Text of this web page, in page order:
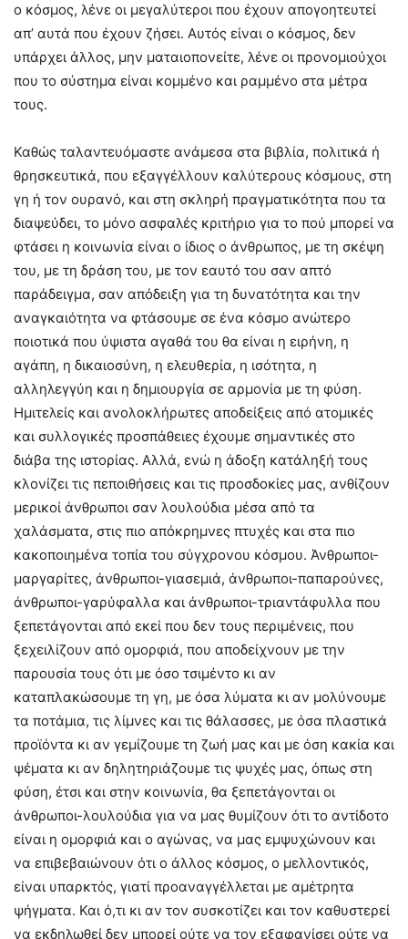
ο κόσμος, λένε οι μεγαλύτεροι που έχουν απογοητευτεί
απ’ αυτά που έχουν ζήσει. Αυτός είναι ο κόσμος, δεν
υπάρχει άλλος, μην ματαιοπονείτε, λένε οι προνομιούχοι
που το σύστημα είναι κομμένο και ραμμένο στα μέτρα
τους.
Καθώς ταλαντευόμαστε ανάμεσα στα βιβλία, πολιτικά ή
θρησκευτικά, που εξαγγέλλουν καλύτερους κόσμους, στη
γη ή τον ουρανό, και στη σκληρή πραγματικότητα που τα
διαψεύδει, το μόνο ασφαλές κριτήριο για το πού μπορεί να
φτάσει η κοινωνία είναι ο ίδιος ο άνθρωπος, με τη σκέψη
του, με τη δράση του, με τον εαυτό του σαν απτό
παράδειγμα, σαν απόδειξη για τη δυνατότητα και την
αναγκαιότητα να φτάσουμε σε ένα κόσμο ανώτερο
ποιοτικά που ύψιστα αγαθά του θα είναι η ειρήνη, η
αγάπη, η δικαιοσύνη, η ελευθερία, η ισότητα, η
αλληλεγγύη και η δημιουργία σε αρμονία με τη φύση.
Ημιτελείς και ανολοκλήρωτες αποδείξεις από ατομικές
και συλλογικές προσπάθειες έχουμε σημαντικές στο
διάβα της ιστορίας. Αλλά, ενώ η άδοξη κατάληξή τους
κλονίζει τις πεποιθήσεις και τις προσδοκίες μας, ανθίζουν
μερικοί άνθρωποι σαν λουλούδια μέσα από τα
χαλάσματα, στις πιο απόκρημνες πτυχές και στα πιο
κακοποιημένα τοπία του σύγχρονου κόσμου. Άνθρωποι-
μαργαρίτες, άνθρωποι-γιασεμιά, άνθρωποι-παπαρούνες,
άνθρωποι-γαρύφαλλα και άνθρωποι-τριαντάφυλλα που
ξεπετάγονται από εκεί που δεν τους περιμένεις, που
ξεχειλίζουν από ομορφιά, που αποδείχνουν με την
παρουσία τους ότι με όσο τσιμέντο κι αν
καταπλακώσουμε τη γη, με όσα λύματα κι αν μολύνουμε
τα ποτάμια, τις λίμνες και τις θάλασσες, με όσα πλαστικά
προϊόντα κι αν γεμίζουμε τη ζωή μας και με όση κακία και
ψέματα κι αν δηλητηριάζουμε τις ψυχές μας, όπως στη
φύση, έτσι και στην κοινωνία, θα ξεπετάγονται οι
άνθρωποι-λουλούδια για να μας θυμίζουν ότι το αντίδοτο
είναι η ομορφιά και ο αγώνας, να μας εμψυχώνουν και
να επιβεβαιώνουν ότι ο άλλος κόσμος, ο μελλοντικός,
είναι υπαρκτός, γιατί προαναγγέλλεται με αμέτρητα
ψήγματα. Και ό,τι κι αν τον συσκοτίζει και τον καθυστερεί
να εκδηλωθεί δεν μπορεί ούτε να τον εξαφανίσει ούτε να